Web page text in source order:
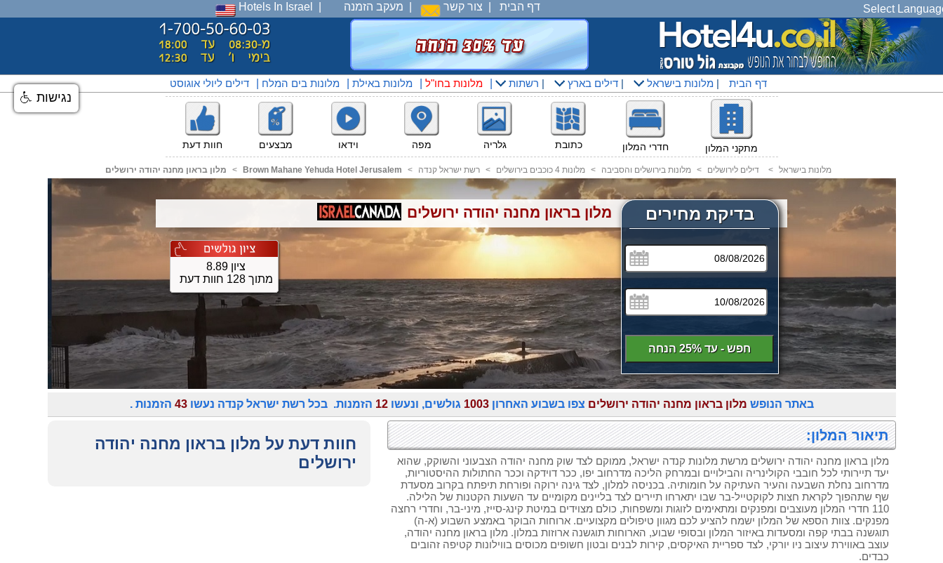
Hotels In Israel מעקב הזמנה צור קשר דף הבית Select
דילים ליולי אוגוסט מלונות בים המלח מלונות באילת מלונות בחו"ל רשתות | דילים בארץ| מלונות בישראל| דף הבית
חוות דעת מבצעים וידאו מפה גלריה כתובת חדרי המלון מתקני המלון
מלון בראון מחנה יהודה ירושלים < Brown Mahane Yehuda Hotel Jerusalem < רשת ישראל קנדה < מלונות 4 כוכבים בירושלים < מלונות בירושלים והסביבה < דילים לירושלים < מלונות בישראל
מלון בראון מחנה יהודה ירושלים
ציון 8.89
מתוך 128 חוות דעת
בדיקת מחירים
חפש - עד 25% הנחה
באתר הנופש מלון בראון מחנה יהודה ירושלים צפו בשבוע האחרון1003 גולשים, ונעשו12 הזמנות. בכל רשת ישראל קנדה נעשו43 הזמנות .
חוות דעת על מלון בראון מחנה יהודה
ירושלים
תיאור המלון:
מלון בראון מחנה יהודה ירושלים מרשת מלונות קנדה ישראל, ממוקם לצד שוק מחנה יהודה הצבעוני והשוקק, שהוא
יעד תיירותי לכל חובבי הקולינריה והבילויים ובמרחק הליכה מדרחוב יפו, ככר דוידקה וככר החתולות ההיסטוריות,
מדרחוב נחלת השבעה והעיר העתיקה על חומותיה. בכניסה למלון, לצד גינה ירוקה ופורחת תיפתח בקרוב מסעדת
שף שתהפוך לקראת חצות לקוקטייל-בר שבו יתארחו תיירים לצד בליינים מקומיים עד השעות הקטנות של הלילה.
110 חדרי המלון מעוצבים ומפנקים ומתאימים לזוגות ומשפחות, כולם מצוידים במיטת קינג-סייז, מיני-בר, וחדרי רחצה
מפנקים. צוות הספא של המלון ישמח להציע לכם מגוון טיפולים מקצועיים. ארוחות הבוקר באמצע השבוע (א-ה)
תוגשנה בבתי קפה ומסעדות באיזור המלון ובסופי שבוע, הארוחות תוגשנה ארוזות במלון. מלון בראון מחנה יהודה,
עוצב באווירת עיצוב ניו יורקי, לצד ספריית האיקסים, קירות לבנים ובטון חשופים מכוסים בווילונות קטיפה זהובים
כבדים.
נגישות